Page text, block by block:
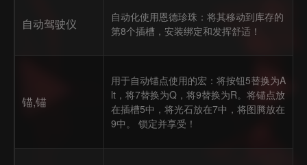
自动驾驶仪
自动化使用恩德珍珠：将其移动到库存的
第8个插槽，安装绑定和发挥舒适！
锚,锚
用于自动锚点使用的宏：将按钮5替换为A
lt，将7替换为Q，将9替换为R。将锚点放
在插槽5中，将光石放在7中，将图腾放在
9中。 锁定并享受！